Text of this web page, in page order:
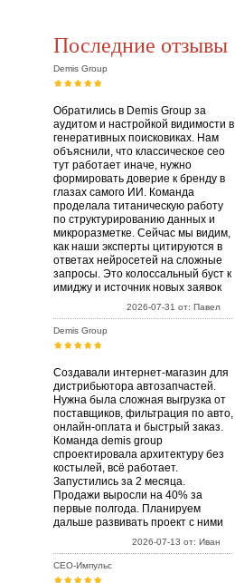
Последние отзывы
Demis Group
Обратились в Demis Group за
аудитом и настройкой видимости в
генеративных поисковиках. Нам
объяснили, что классическое сео
тут работает иначе, нужно
формировать доверие к бренду в
глазах самого ИИ. Команда
проделала титаническую работу
по структурированию данных и
микроразметке. Сейчас мы видим,
как наши эксперты цитируются в
ответах нейросетей на сложные
запросы. Это колоссальный буст к
имиджу и источник новых заявок
2026-07-31 от: Павел
Demis Group
Создавали интернет-магазин для
дистрибьютора автозапчастей.
Нужна была сложная выгрузка от
поставщиков, фильтрация по авто,
онлайн-оплата и быстрый заказ.
Команда demis group
спроектировала архитектуру без
костылей, всё работает.
Запустились за 2 месяца.
Продажи выросли на 40% за
первые полгода. Планируем
дальше развивать проект с ними
2026-07-13 от: Иван
СЕО-Импульс